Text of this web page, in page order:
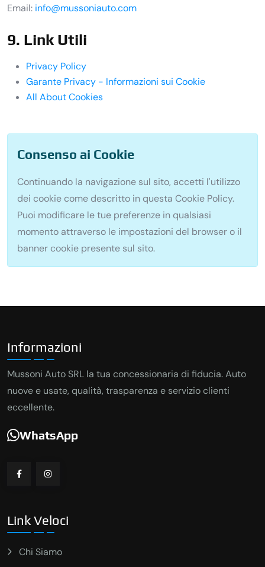
Email: info@mussoniauto.com
9. Link Utili
Privacy Policy
Garante Privacy - Informazioni sui Cookie
All About Cookies
Consenso ai Cookie
Continuando la navigazione sul sito, accetti l'utilizzo
dei cookie come descritto in questa Cookie Policy.
Puoi modificare le tue preferenze in qualsiasi
momento attraverso le impostazioni del browser o il
banner cookie presente sul sito.
Informazioni
Mussoni Auto SRL la tua concessionaria di fiducia. Auto
nuove e usate, qualità, trasparenza e servizio clienti
eccellente.
WhatsApp
Link Veloci
Chi Siamo